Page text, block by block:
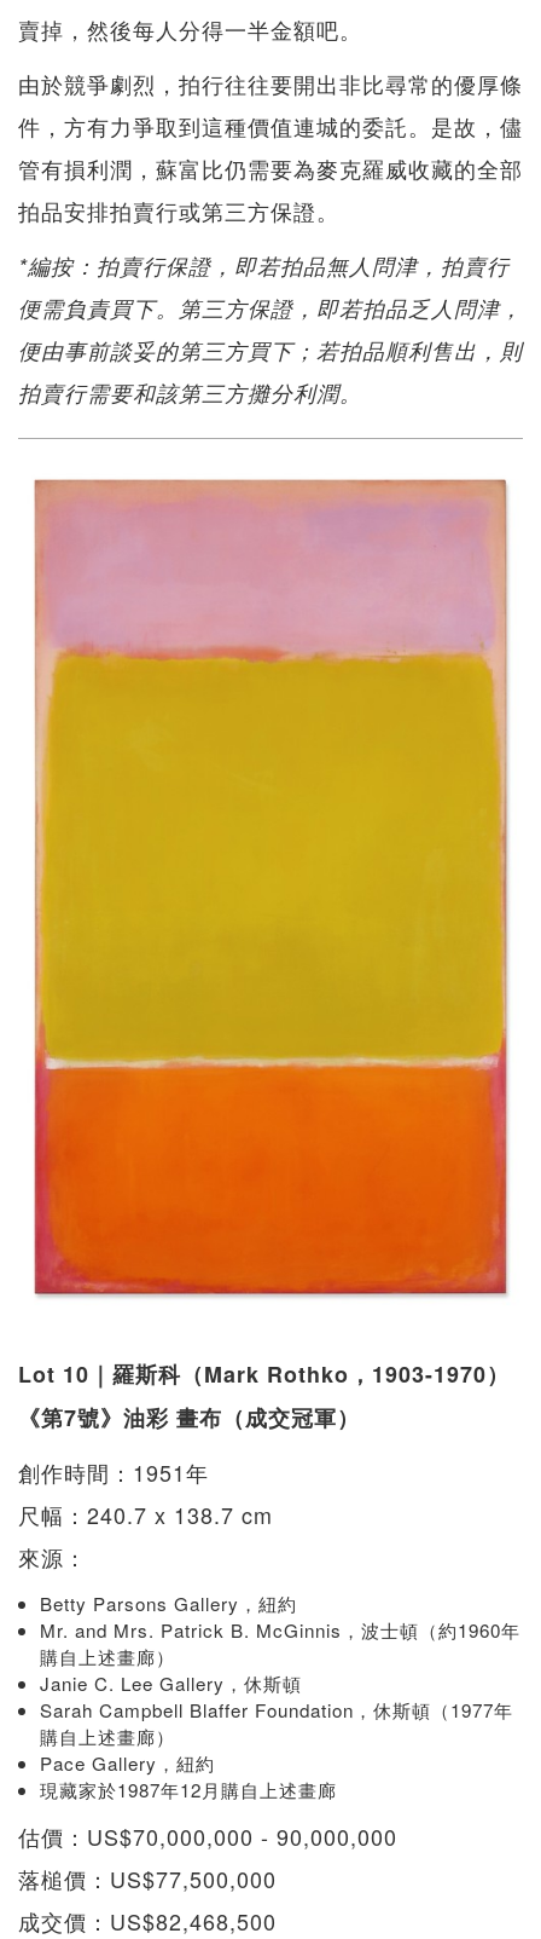
賣掉，然後每人分得一半金額吧。
由於競爭劇烈，拍行往往要開出非比尋常的優厚條
件，方有力爭取到這種價值連城的委託。是故，儘
管有損利潤，蘇富比仍需要為麥克羅威收藏的全部
拍品安排拍賣行或第三方保證。
*編按：拍賣行保證，即若拍品無人問津，拍賣行
便需負責買下。第三方保證，即若拍品乏人問津，
便由事前談妥的第三方買下；若拍品順利售出，則
拍賣行需要和該第三方攤分利潤。
Lot 10｜羅斯科（Mark Rothko，1903-1970）
《第7號》油彩 畫布（成交冠軍）
創作時間：1951年
尺幅：240.7 x 138.7 cm
來源：
Betty Parsons Gallery，紐約
Mr. and Mrs. Patrick B. McGinnis，波士頓（約1960年
購自上述畫廊）
Janie C. Lee Gallery，休斯頓
Sarah Campbell Blaffer Foundation，休斯頓（1977年
購自上述畫廊）
Pace Gallery，紐約
現藏家於1987年12月購自上述畫廊
估價：US$70,000,000 - 90,000,000
落槌價：US$77,500,000
成交價：US$82,468,500